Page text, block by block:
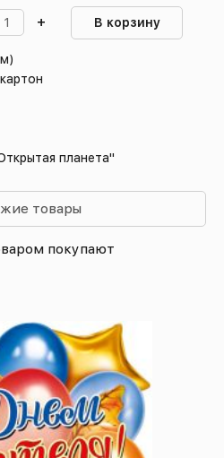
+ В корзину
планета"
товары
покупают